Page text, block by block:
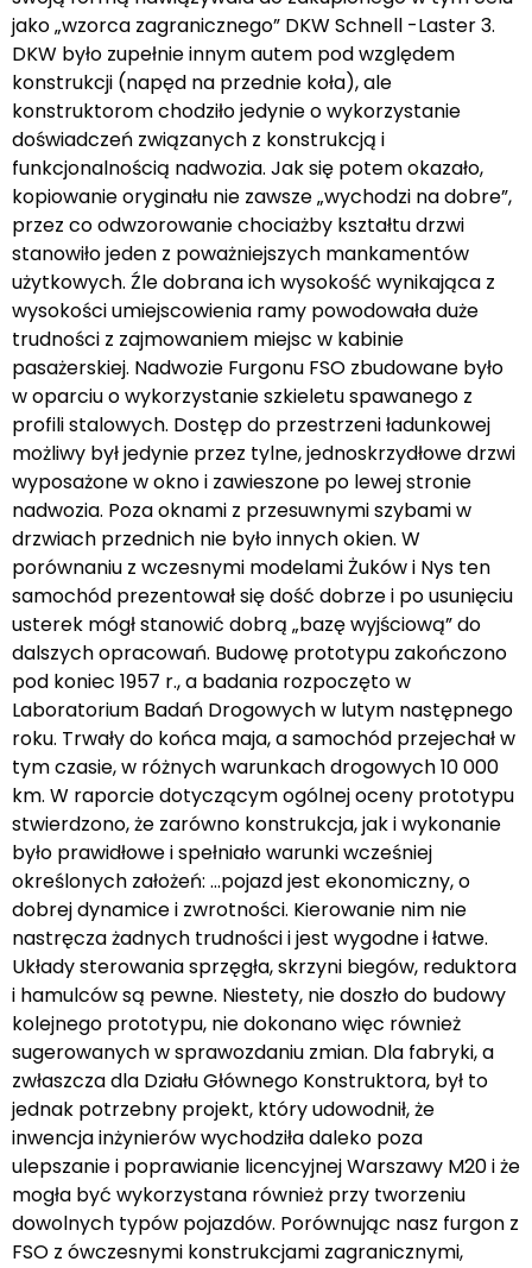
jako „wzorca zagranicznego” DKW Schnell -Laster 3.
DKW było zupełnie innym autem pod względem
konstrukcji (napęd na przednie koła), ale
konstruktorom chodziło jedynie o wykorzystanie
doświadczeń związanych z konstrukcją i
funkcjonalnością nadwozia. Jak się potem okazało,
kopiowanie oryginału nie zawsze „wychodzi na dobre”,
przez co odwzorowanie chociażby kształtu drzwi
stanowiło jeden z poważniejszych mankamentów
użytkowych. Źle dobrana ich wysokość wynikająca z
wysokości umiejscowienia ramy powodowała duże
trudności z zajmowaniem miejsc w kabinie
pasażerskiej. Nadwozie Furgonu FSO zbudowane było
w oparciu o wykorzystanie szkieletu spawanego z
profili stalowych. Dostęp do przestrzeni ładunkowej
możliwy był jedynie przez tylne, jednoskrzydłowe drzwi
wyposażone w okno i zawieszone po lewej stronie
nadwozia. Poza oknami z przesuwnymi szybami w
drzwiach przednich nie było innych okien. W
porównaniu z wczesnymi modelami Żuków i Nys ten
samochód prezentował się dość dobrze i po usunięciu
usterek mógł stanowić dobrą „bazę wyjściową” do
dalszych opracowań. Budowę prototypu zakończono
pod koniec 1957 r., a badania rozpoczęto w
Laboratorium Badań Drogowych w lutym następnego
roku. Trwały do końca maja, a samochód przejechał w
tym czasie, w różnych warunkach drogowych 10 000
km. W raporcie dotyczącym ogólnej oceny prototypu
stwierdzono, że zarówno konstrukcja, jak i wykonanie
było prawidłowe i spełniało warunki wcześniej
określonych założeń: …pojazd jest ekonomiczny, o
dobrej dynamice i zwrotności. Kierowanie nim nie
nastręcza żadnych trudności i jest wygodne i łatwe.
Układy sterowania sprzęgła, skrzyni biegów, reduktora
i hamulców są pewne. Niestety, nie doszło do budowy
kolejnego prototypu, nie dokonano więc również
sugerowanych w sprawozdaniu zmian. Dla fabryki, a
zwłaszcza dla Działu Głównego Konstruktora, był to
jednak potrzebny projekt, który udowodnił, że
inwencja inżynierów wychodziła daleko poza
ulepszanie i poprawianie licencyjnej Warszawy M20 i że
mogła być wykorzystana również przy tworzeniu
dowolnych typów pojazdów. Porównując nasz furgon z
FSO z ówczesnymi konstrukcjami zagranicznymi,